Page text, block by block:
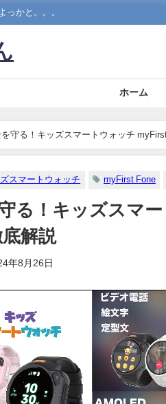
っかと。。。
ホーム
守る！キッズスマートウォッチ
スマートウォッチ myFirst Fone
る！キッズスマ
解説
年8月26日